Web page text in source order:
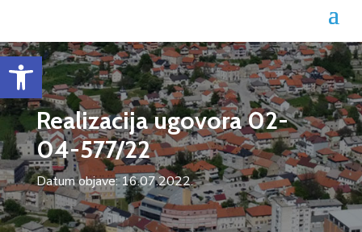
Open toolbar
Realizacija ugovora 02-
04-577/22
Datum objave: 16.07.2022.